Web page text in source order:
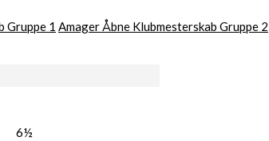
Gruppe 1 Amager Åbne Klubmesterskab Gruppe 2
6½